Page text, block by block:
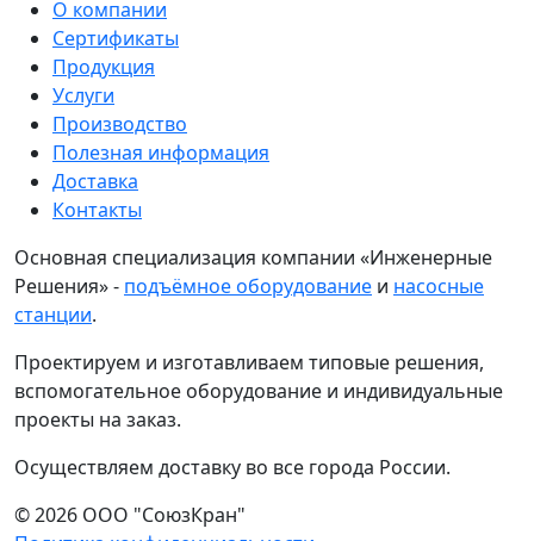
О компании
Сертификаты
Продукция
Услуги
Производство
Полезная информация
Доставка
Контакты
Основная специализация компании «Инженерные
Решения» - подъёмное оборудование и насосные
станции.
Проектируем и изготавливаем типовые решения,
вспомогательное оборудование и индивидуальные
проекты на заказ.
Осуществляем доставку во все города России.
© 2026 ООО "СоюзКран"